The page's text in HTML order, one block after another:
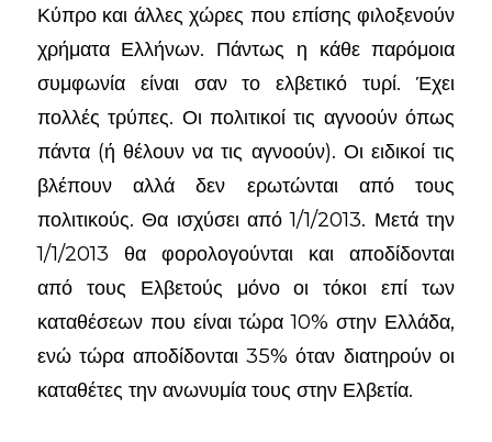
Κύπρο και άλλες χώρες που επίσης φιλοξενούν
χρήματα Ελλήνων. Πάντως η κάθε παρόμοια
συμφωνία είναι σαν το ελβετικό τυρί. Έχει
πολλές τρύπες. Οι πολιτικοί τις αγνοούν όπως
πάντα (ή θέλουν να τις αγνοούν). Οι ειδικοί τις
βλέπουν αλλά δεν ερωτώνται από τους
πολιτικούς. Θα ισχύσει από 1/1/2013. Μετά την
1/1/2013 θα φορολογούνται και αποδίδονται
από τους Ελβετούς μόνο οι τόκοι επί των
καταθέσεων που είναι τώρα 10% στην Ελλάδα,
ενώ τώρα αποδίδονται 35% όταν διατηρούν οι
καταθέτες την ανωνυμία τους στην Ελβετία.